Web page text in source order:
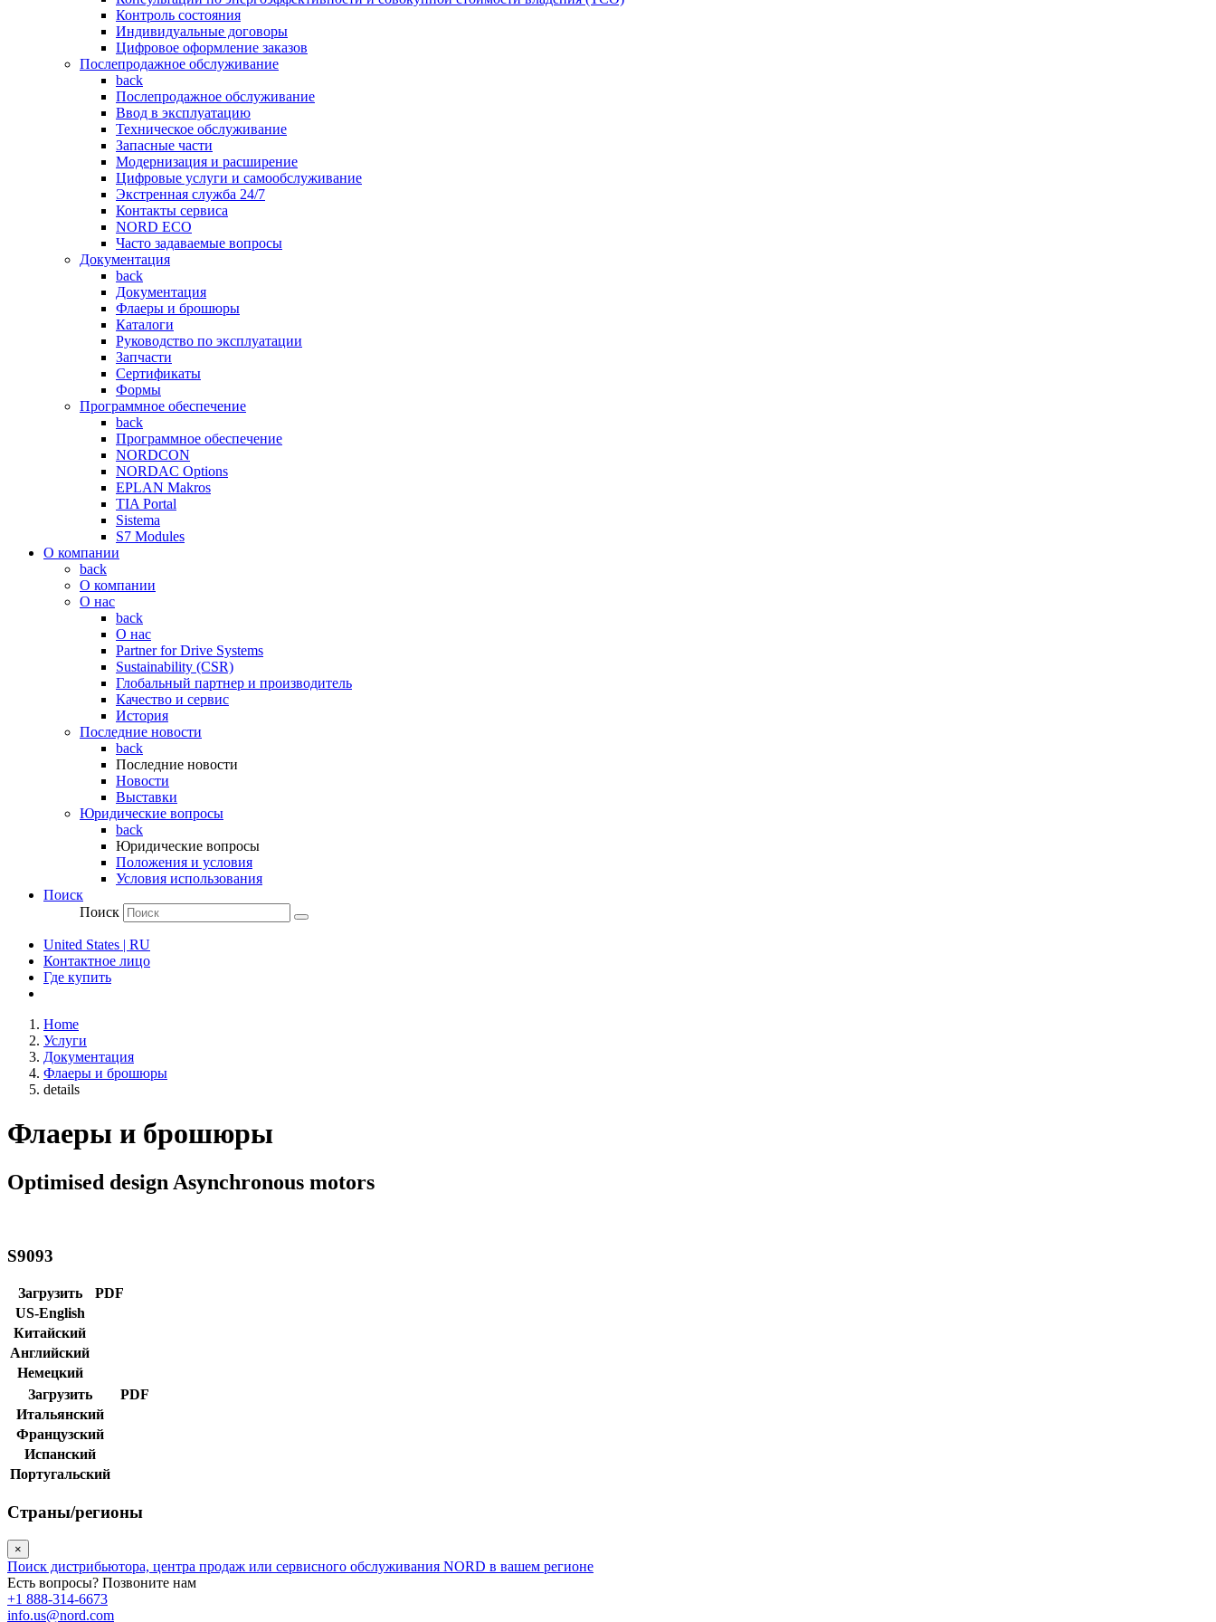
Контроль состояния
Индивидуальные договоры
Цифровое оформление заказов
Послепродажное обслуживание
back
Послепродажное обслуживание
Ввод в эксплуатацию
Техническое обслуживание
Запасные части
Модернизация и расширение
Цифровые услуги и самообслуживание
Экстренная служба 24/7
Контакты сервиса
NORD ECO
Часто задаваемые вопросы
Документация
back
Документация
Флаеры и брошюры
Каталоги
Руководство по эксплуатации
Запчасти
Сертификаты
Формы
Программное обеспечение
back
Программное обеспечение
NORDCON
NORDAC Options
EPLAN Makros
TIA Portal
Sistema
S7 Modules
О компании
back
О компании
О нас
back
О нас
Partner for Drive Systems
Sustainability (CSR)
Глобальный партнер и производитель
Качество и сервис
История
Последние новости
back
Последние новости
Новости
Выставки
Юридические вопросы
back
Юридические вопросы
Положения и условия
Условия использования
Поиск
Поиск
United States | RU
Контактное лицо
Где купить
Home
Услуги
Документация
Флаеры и брошюры
details
Флаеры и брошюры
Optimised design Asynchronous motors
S9093
Загрузить
PDF
US-English
Китайский
Английский
Немецкий
Загрузить
PDF
Итальянский
Французский
Испанский
Португальский
Страны/регионы
×
Поиск дистрибьютора, центра продаж или сервисного обслуживания NORD в вашем регионе
Есть вопросы? Позвоните нам
+1 888-314-6673
info.us@nord.com